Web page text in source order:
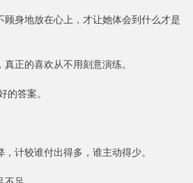
身地放在心上，才让她体会到什么才是
正的喜欢从不用刻意演练。
答案。
计较谁付出得多，谁主动得少。